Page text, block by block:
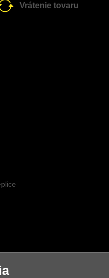
Vrátenie tovaru